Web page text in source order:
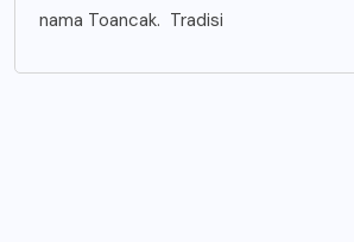
nama Toancak. Tradisi